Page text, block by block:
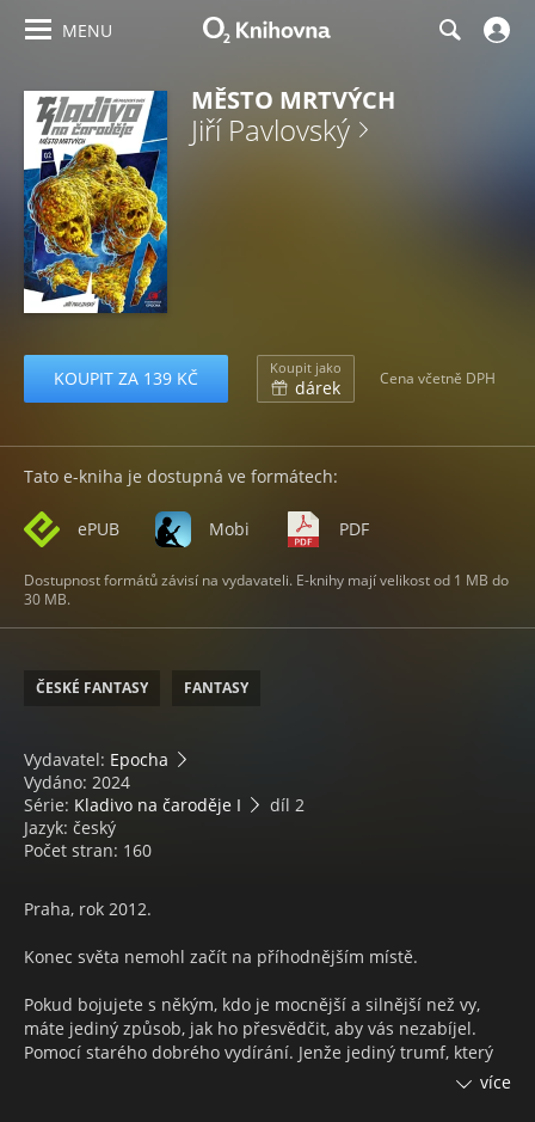
MENU
MĚSTO MRTVÝCH
Jiří Pavlovský
KOUPIT ZA 139 KČ Koupit jako
dárek Cena včetně DPH
Tato e-kniha je dostupná ve formátech:
ePUB Mobi PDF
Dostupnost formátů závisí na vydavateli. E-knihy mají velikost od 1 MB do
30 MB.
ČESKÉ FANTASY FANTASY
Vydavatel: Epocha
Vydáno: 2024
Série: Kladivo na čaroděje I
díl 2
Jazyk: český
Počet stran: 160
Praha, rok 2012.
Konec světa nemohl začít na příhodnějším místě.
Pokud bojujete s někým, kdo je mocnější a silnější než vy,
máte jediný způsob, jak ho přesvědčit, aby vás nezabíjel.
Pomocí starého dobrého vydírání. Jenže jediný trumf, který
více